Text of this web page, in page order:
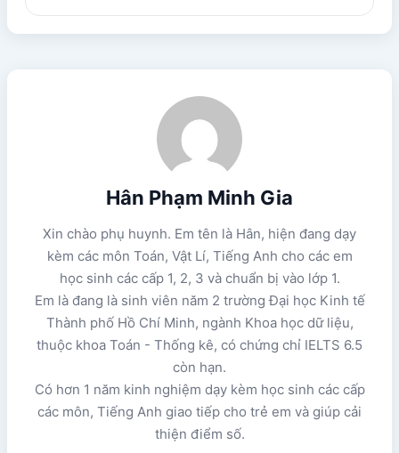
Hân Phạm Minh Gia
Xin chào phụ huynh. Em tên là Hân, hiện đang dạy
kèm các môn Toán, Vật Lí, Tiếng Anh cho các em
học sinh các cấp 1, 2, 3 và chuẩn bị vào lớp 1.
Em là đang là sinh viên năm 2 trường Đại học Kinh tế
Thành phố Hồ Chí Minh, ngành Khoa học dữ liệu,
thuộc khoa Toán - Thống kê, có chứng chỉ IELTS 6.5
còn hạn.
Có hơn 1 năm kinh nghiệm dạy kèm học sinh các cấp
các môn, Tiếng Anh giao tiếp cho trẻ em và giúp cải
thiện điểm số.